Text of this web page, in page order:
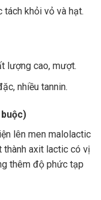
khỏi vỏ và hạt.
lượng cao, mượt.
nhiều tannin.
lên men malolactic
thành axit lactic có vị
thêm độ phức tạp